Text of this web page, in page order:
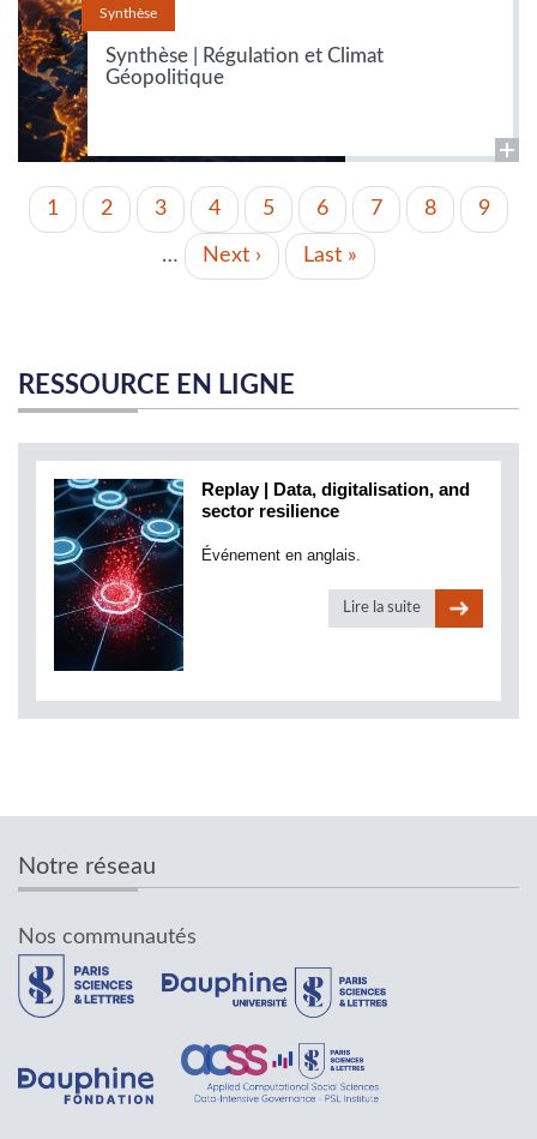
Synthèse
Synthèse | Régulation et Climat
Géopolitique
PAGINATION
Page
1 Page
2 Page
3 Page
4 Page
5 Page
6 Page
7 Page
8 Page
9
…
Page
Next ›
Dernière
Last »
RESSOURCE EN LIGNE
Replay | Data, digitalisation, and
sector resilience
Événement en anglais.
Lire la suite
Notre réseau
Nos communautés